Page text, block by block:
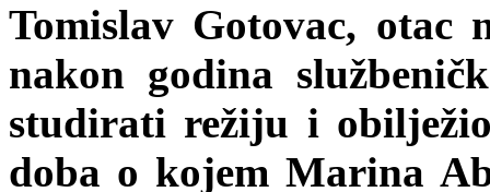
Tomislav Gotovac, otac
nakon godina
studirati režiju i
doba o kojem Marina